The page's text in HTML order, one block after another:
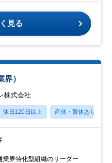
見る
）
株式会社
休日120日以上 産休・育休あり
業界特化型組織のリーダー